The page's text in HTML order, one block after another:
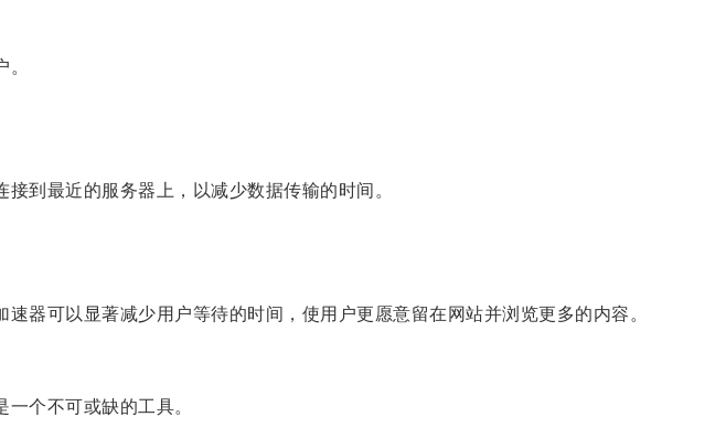
到最近的服务器上，以减少数据传输的时间。
可以显著减少用户等待的时间，使用户更愿意留在网站并浏览更多的内容。
个不可或缺的工具。